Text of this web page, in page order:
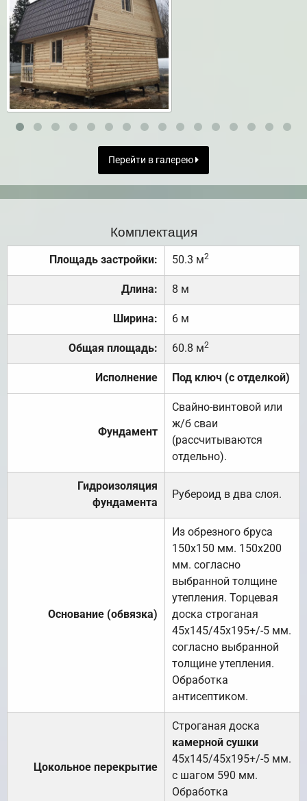
Перейти в галерею
Комплектация
Площадь застройки: 50.3 м2
Длина: 8 м
Ширина: 6 м
Общая площадь: 60.8 м2
Исполнение Под ключ (с отделкой)
Фундамент
Свайно-винтовой или
ж/б сваи
(рассчитываются
отдельно).
Гидроизоляция
фундамента
Рубероид в два слоя.
Основание (обвязка)
Из обрезного бруса
150х150 мм. 150х200
мм. согласно
выбранной толщине
утепления. Торцевая
доска строганая
45х145/45х195+/-5 мм.
согласно выбранной
толщине утепления.
Обработка
антисептиком.
Цокольное перекрытие
Строганая доска
камерной сушки
45х145/45х195+/-5 мм.
с шагом 590 мм.
Обработка